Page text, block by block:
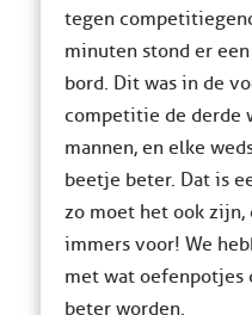
tegen
minuten stond er
bord. Dit was in de
competitie de derde
mannen, en elke
beetje beter. Dat is
zo moet het ook zijn,
immers voor! We
met wat oefenpotjes
beter worden.